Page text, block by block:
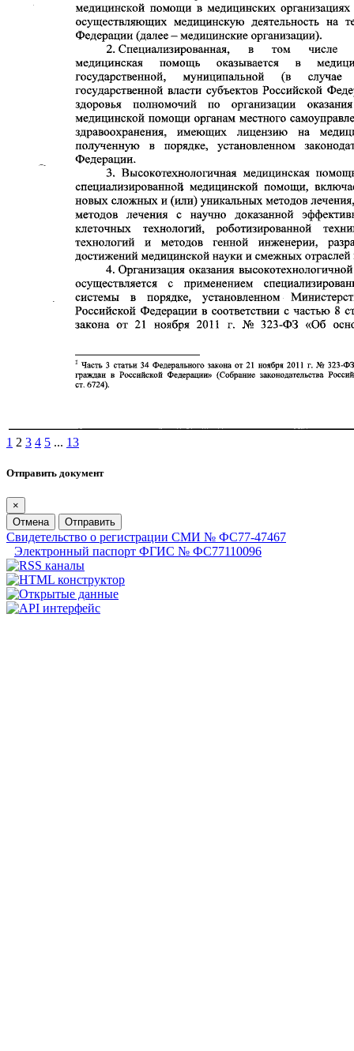
1 2 3 4 5 ... 13
Отправить документ
×
Отмена
Отправить
Свидетельство о регистрации СМИ № ФС77-47467
Электронный паспорт ФГИС № ФС77110096